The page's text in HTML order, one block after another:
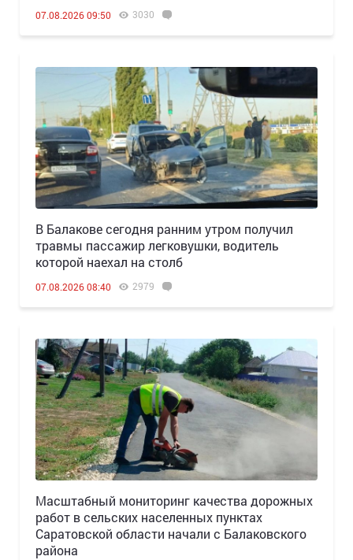
07.08.2026 09:50 3030
В Балакове сегодня ранним утром получил
травмы пассажир легковушки, водитель
которой наехал на столб
07.08.2026 08:40 2979
Масштабный мониторинг качества дорожных
работ в сельских населенных пунктах
Саратовской области начали с Балаковского
района